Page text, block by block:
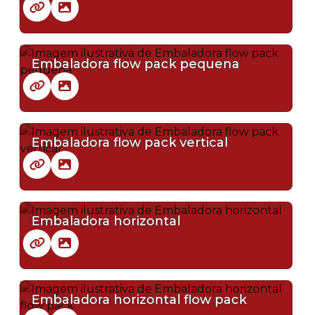
Embaladora flow pack pequena
Embaladora flow pack vertical
Embaladora horizontal
Embaladora horizontal flow pack